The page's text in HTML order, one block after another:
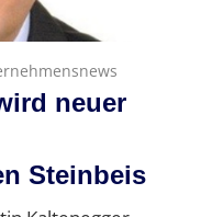
neuer
Steinbeis